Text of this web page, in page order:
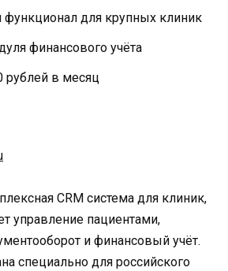
функционал для крупных клиник
финансового учёта
рублей в месяц
CRM система для клиник,
управление пациентами,
и финансовый учёт.
специально для российского